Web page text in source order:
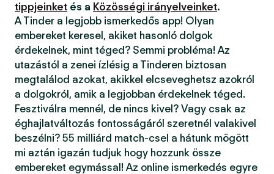
tippjeinket és a Közösségi irányelveinket.
A Tinder a legjobb ismerkedős app! Olyan
embereket keresel, akiket hasonló dolgok
érdekelnek, mint téged? Semmi probléma! Az
utazástól a zenei ízlésig a Tinderen biztosan
megtalálod azokat, akikkel elcseveghetsz azokról
a dolgokról, amik a legjobban érdekelnek téged.
Fesztiválra mennél, de nincs kivel? Vagy csak az
éghajlatváltozás fontosságáról szeretnél valakivel
beszélni? 55 milliárd match-csel a hátunk mögött
mi aztán igazán tudjuk hogy hozzunk össze
embereket egymással! Az online ismerkedés egyre